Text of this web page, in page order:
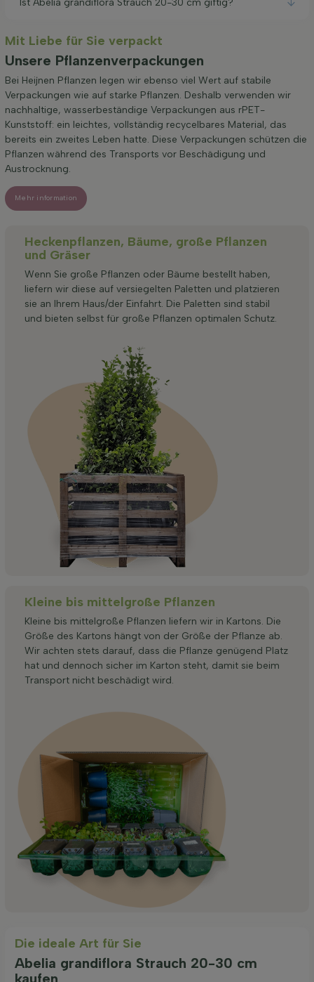
Mit Liebe für Sie verpackt
Unsere Pflanzenverpackungen
Bei Heijnen Pflanzen legen wir ebenso viel Wert auf stabile
Verpackungen wie auf starke Pflanzen. Deshalb verwenden wir
nachhaltige, wasserbeständige Verpackungen aus rPET-
Kunststoff: ein leichtes, vollständig recycelbares Material, das
bereits ein zweites Leben hatte. Diese Verpackungen schützen die
Pflanzen während des Transports vor Beschädigung und
Austrocknung.
Mehr information
Heckenpflanzen, Bäume, große Pflanzen
und Gräser
Wenn Sie große Pflanzen oder Bäume bestellt haben,
liefern wir diese auf versiegelten Paletten und platzieren
sie an Ihrem Haus/der Einfahrt. Die Paletten sind stabil
und bieten selbst für große Pflanzen optimalen Schutz.
Kleine bis mittelgroße Pflanzen
Kleine bis mittelgroße Pflanzen liefern wir in Kartons. Die
Größe des Kartons hängt von der Größe der Pflanze ab.
Wir achten stets darauf, dass die Pflanze genügend Platz
hat und dennoch sicher im Karton steht, damit sie beim
Transport nicht beschädigt wird.
Die ideale Art für Sie
Abelia grandiflora Strauch 20-30 cm
kaufen